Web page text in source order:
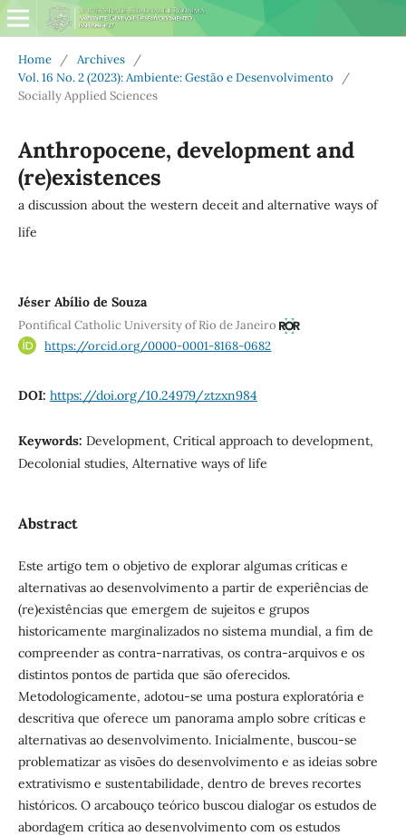
Home / Archives
/
Vol. 16 No. 2 (2023): Ambiente: Gestão e Desenvolvimento
/
Socially Applied Sciences
Anthropocene, development and
(re)existences
a discussion about the western deceit and alternative ways of
life
Jéser Abílio de Souza
Pontifical Catholic University of Rio de Janeiro
https://orcid.org/0000-0001-8168-0682
DOI: https://doi.org/10.24979/ztzxn984
Keywords: Development, Critical approach to development,
Decolonial studies, Alternative ways of life
Abstract
Este artigo tem o objetivo de explorar algumas críticas e
alternativas ao desenvolvimento a partir de experiências de
(re)existências que emergem de sujeitos e grupos
historicamente marginalizados no sistema mundial, a fim de
compreender as contra-narrativas, os contra-arquivos e os
distintos pontos de partida que são oferecidos.
Metodologicamente, adotou-se uma postura exploratória e
descritiva que oferece um panorama amplo sobre críticas e
alternativas ao desenvolvimento. Inicialmente, buscou-se
problematizar as visões do desenvolvimento e as ideias sobre
extrativismo e sustentabilidade, dentro de breves recortes
históricos. O arcabouço teórico buscou dialogar os estudos de
abordagem crítica ao desenvolvimento com os estudos